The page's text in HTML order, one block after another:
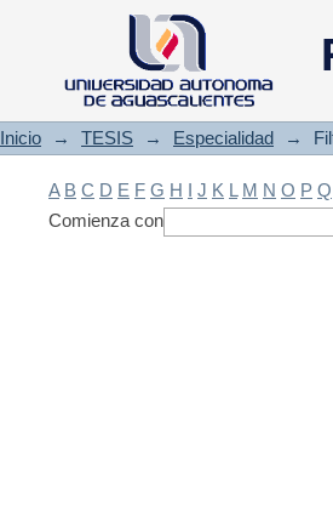
Filtrado by:
Inicio → TESIS → Especialidad →
A B C D E F G H I J K L M N O P Q
Comienza con